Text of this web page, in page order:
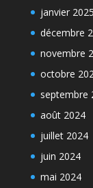
janvier 2025
décembre
novembre
octobre
septembre
août 2024
juillet 2024
juin 2024
mai 2024